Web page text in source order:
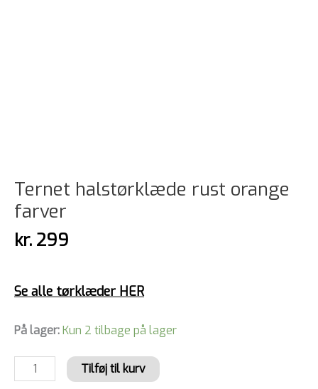
Ternet halstørklæde rust orange
farver
kr. 299
Se alle tørklæder HER
På lager:Kun 2 tilbage på lager
Tilføj til kurv